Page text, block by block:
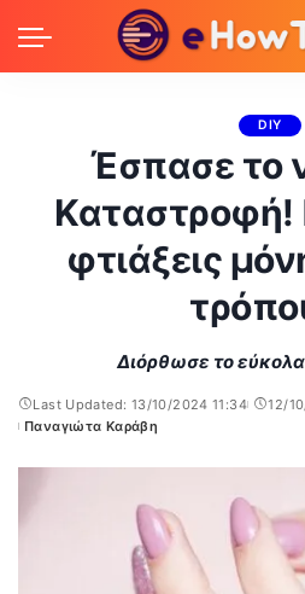
DIY
Έσπασε το
φτιάξεις
Διόρθωσε το
Last Updated: 13/10/2024 11:34
12/
Posted
Παναγιώτα Καράβη